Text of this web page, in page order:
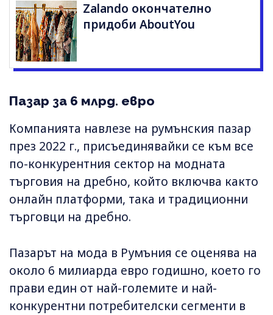
Zalando окончателно
придоби AboutYou
Пазар за 6 млрд. евро
Компанията навлезе на румънския пазар
през 2022 г., присъединявайки се към все
по-конкурентния сектор на модната
търговия на дребно, който включва както
онлайн платформи, така и традиционни
търговци на дребно.
Пазарът на мода в Румъния се оценява на
около 6 милиарда евро годишно, което го
прави един от най-големите и най-
конкурентни потребителски сегменти в